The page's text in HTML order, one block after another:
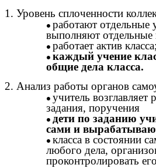
1. Уровень сплоченности
работают отдельные
выполняют отдельные
работает актив класса;
каждый учение
общие дела класса.
2. Анализ работы органов
учитель возглавляет
задания, поручения
дети по заданию
сами и
класса в состоянии
любого дела,
проконтролировать